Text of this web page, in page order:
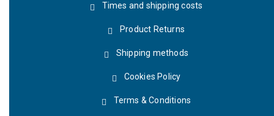
Times and shipping costs
Product Returns
Shipping methods
Cookies Policy
Terms & Conditions